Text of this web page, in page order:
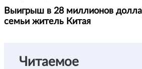
Выигрыш в 28 миллионов
семьи житель Китая
Читаемое